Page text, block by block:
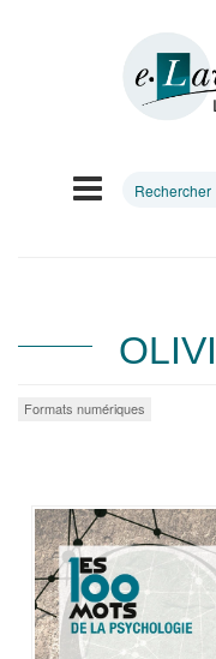
Formats numériques